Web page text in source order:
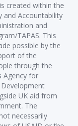
created within the
and Accountability
and
TAPAS. This
possible by the
of the
through the
Agency for
UK aid from
The
necessarily